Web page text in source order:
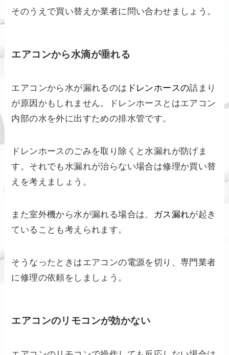
そのうえで買い替えか業者に問い合わせましょう。
エアコンから水滴が垂れる
エアコンから水が漏れるのは ドレンホースの詰まり
が原因かもしれません。ドレンホースとはエアコン
内部の水を外に出すための排水管です。
ドレンホースのごみを取り除くと水漏れが防げま
す。それでも水漏れが治らない場合は修理か買い替
えを考えましょう。
また室外機から水が漏れる場合は、 ガス漏れが起き
ていることも考えられます。
そうなったときはエアコンの電源を切り、専門業者
に修理の依頼をしましょう。
エアコンのリモコンが効かない